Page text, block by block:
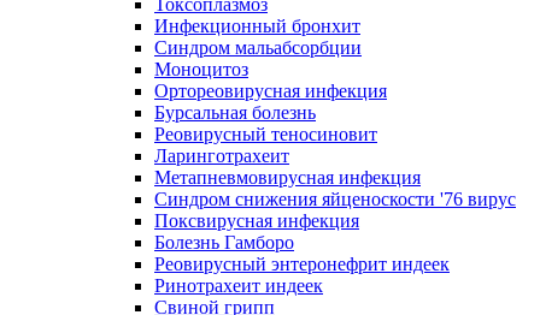
Токсоплазмоз
Инфекционный бронхит
Синдром мальабсорбции
Моноцитоз
Ортореовирусная инфекция
Бурсальная болезнь
Реовирусный теносиновит
Ларинготрахеит
Метапневмовирусная инфекция
Синдром снижения яйценоскости '76 вирус
Поксвирусная инфекция
Болезнь Гамборо
Реовирусный энтеронефрит индеек
Ринотрахеит индеек
Свиной грипп